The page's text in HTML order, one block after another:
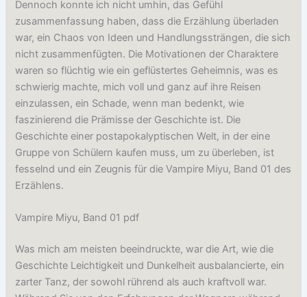
Dennoch konnte ich nicht umhin, das Gefühl
zusammenfassung haben, dass die Erzählung überladen
war, ein Chaos von Ideen und Handlungssträngen, die sich
nicht zusammenfügten. Die Motivationen der Charaktere
waren so flüchtig wie ein geflüstertes Geheimnis, was es
schwierig machte, mich voll und ganz auf ihre Reisen
einzulassen, ein Schade, wenn man bedenkt, wie
faszinierend die Prämisse der Geschichte ist. Die
Geschichte einer postapokalyptischen Welt, in der eine
Gruppe von Schülern kaufen muss, um zu überleben, ist
fesselnd und ein Zeugnis für die Vampire Miyu, Band 01 des
Erzählens.
Vampire Miyu, Band 01 pdf
Was mich am meisten beeindruckte, war die Art, wie die
Geschichte Leichtigkeit und Dunkelheit ausbalancierte, ein
zarter Tanz, der sowohl rührend als auch kraftvoll war.